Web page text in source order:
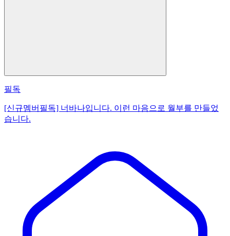
필독
[신규멤버필독] 너바나입니다. 이런 마음으로 월부를 만들었
습니다.